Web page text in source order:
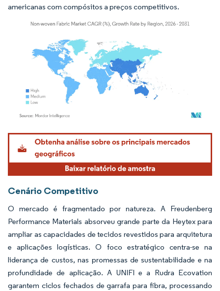
americanas com compósitos a preços competitivos.
Imagem © Mordor Intelligence. O reuso requer atribuição conforme CC BY 4.0.
Cenário Competitivo
O mercado é fragmentado por natureza. A Freudenberg
Performance Materials absorveu grande parte da Heytex para
ampliar as capacidades de tecidos revestidos para arquitetura
e aplicações logísticas. O foco estratégico centra-se na
liderança de custos, nas promessas de sustentabilidade e na
profundidade de aplicação. A UNIFI e a Rudra Ecovation
garantem ciclos fechados de garrafa para fibra, processando